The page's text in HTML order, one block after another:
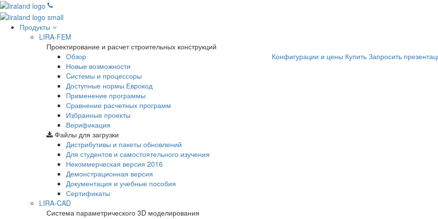
Продукты
LIRA-FEM
Проектирование и расчет строительных конструкций
Обзор
Новые возможности
Cистемы и процессоры
Доступные нормы Еврокод
Применение программы
Сравнение расчетных программ
Избранные проекты
Верификация
Конфигурации и цены Купить Запросить
Файлы для загрузки
Дистрибутивы и пакеты обновлений
Для студентов и самостоятельного изучения
Некоммерческая версия 2016
Демонстрационная версия
Документация и учебные пособия
Сертификаты
LIRA-CAD
Система параметрического 3D моделирования